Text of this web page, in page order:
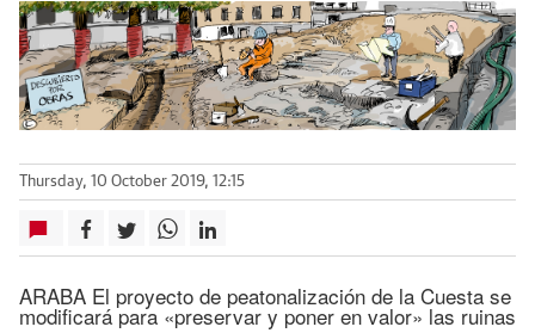
Thursday, 10 October 2019, 12:15
ARABA El proyecto de peatonalización de la Cuesta se
modificará para «preservar y poner en valor» las ruinas